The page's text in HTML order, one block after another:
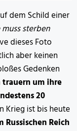
dem Schild einer
muss sterben
dieses Foto
aber keinen
Gedenken
trauern um ihre
20
Krieg ist bis heute
Reich